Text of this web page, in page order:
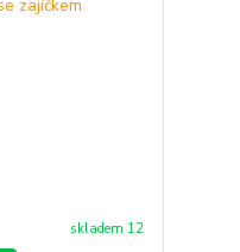
skladem 12